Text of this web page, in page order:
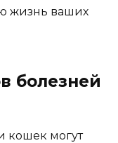
жизнь ваших
болезней
кошек могут